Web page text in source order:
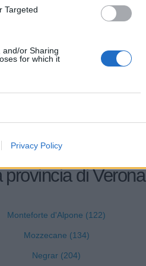
Targeted
and/or Sharing
for which it
Privacy Policy
di Verona
Monteforte d'Alpone (122)
Mozzecane (134)
Negrar (204)